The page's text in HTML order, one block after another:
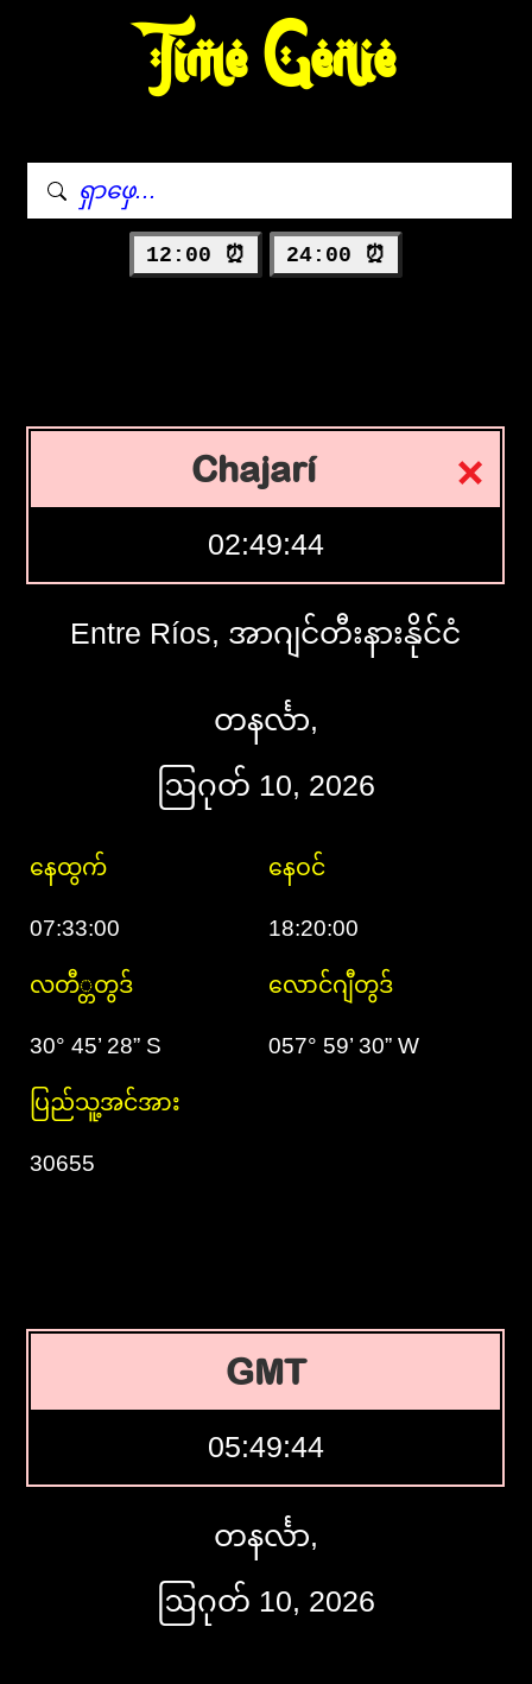
Time Genie
12:00 ⏰ 24:00 ⏰
Chajarí
02:49:45
Entre Ríos, အာဂျင်တီးနားနိုင်ငံ
တနင်္လာ,
ဩဂုတ် 10, 2026
နေထွက် နေဝင်
07:33:00 18:20:00
လတီ္တတွဒ် လောင်ဂျီတွဒ်
30° 45’ 28” S 057° 59’ 30” W
ပြည်သူ့အင်အား
30655
GMT
05:49:45
တနင်္လာ,
ဩဂုတ် 10, 2026